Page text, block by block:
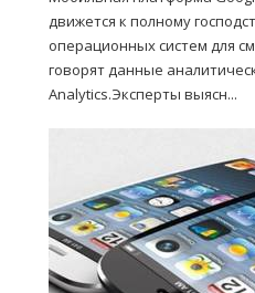
движется к полному
операционных систем для
говорят данные
Analytics.Эксперты выясн...